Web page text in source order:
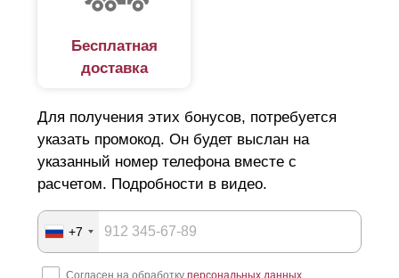
Бесплатная
доставка
Для получения этих бонусов, потребуется
указать промокод. Он будет выслан на
указанный номер телефона вместе с
расчетом. Подробности в видео.
+7